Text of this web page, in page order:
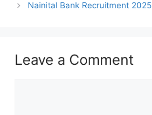
Nainital Bank Recruitment 2025
Leave a Comment